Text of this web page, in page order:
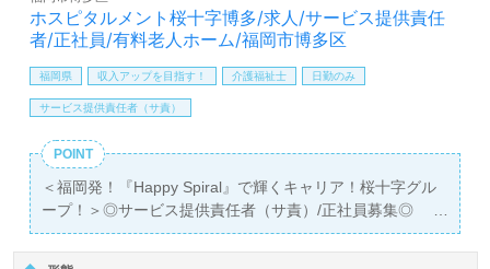
＊積極採用エリア：東京都、千葉県、埼玉県、神奈川県、
静岡県、京都府、兵庫県、福岡県
詳しくは担当コンサルタントよりご案内します。お問い合
わせも遠慮なくお願いします。
医療/福祉業界の正社員/パート求人探しは【ウィルオブ介
護】＊求人情報収集、将来的に検討の方も遠慮なく＊
LINE、メール、お電話などご希望に応じてお問い合わせ/ご
相談可能です。転職相談、求人紹介、年収交渉など完全無
料サービスをご利用いただけます。＜非公開求人も取扱い
あり！＞"転職支援"のプロと一緒に転職活動！お問い合わ
せお待ちしております。
ホスピタルメント桜十字博多/求人/サービス提供責任
者/正社員/有料老人ホーム/福岡市博多区
福岡県 収入アップを目指す！ 介護福祉士 日勤のみ
サービス提供責任者（サ責）
POINT
＜福岡発！『Happy Spiral』で輝くキャリア！桜十字グル
ープ！＞◎サービス提供責任者（サ責）/正社員募集◎
【月給242,380円～250,000円/賞与3回】＊国家資格介護福
祉士有資格者向け求人＊『博多駅』徒歩15分。